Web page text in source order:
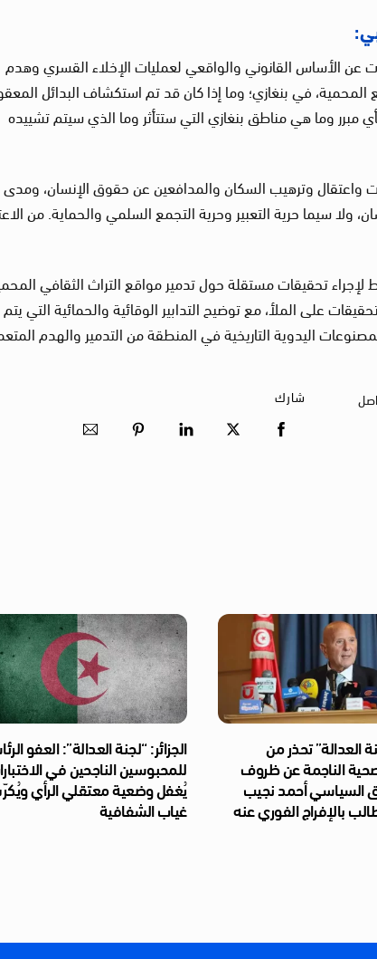
عن الأساس القانوني والواقعي لعمليات الإخلاء القسري وهدم
المحمية، في بنغازي؛ وما إذا كان قد تم استكشاف البدائل
مبرر وما هي مناطق بنغازي التي ستتأثر وما الذي سيتم تشييده
واعتقال وترهيب السكان والمدافعين عن حقوق الإنسان، ومدى
ولا سيما حرية التعبير وحرية التجمع السلمي والحماية. من
لإجراء تحقيقات مستقلة حول تدمير مواقع التراث الثقافي
على الملأ، مع توضيح التدابير الوقائية والحمائية التي يتم
اليدوية التاريخية في المنطقة من التدمير والهدم
شارك
العدالة” تحذر من
الناجمة عن ظروف
السياسي أحمد نجيب
بالإفراج الفوري عنه
الجزائر: “لجنة العدالة”: العفو
للمحبوسين الناجحين في
يُغفل وضعية معتقلي الرأي
غياب الشفافية